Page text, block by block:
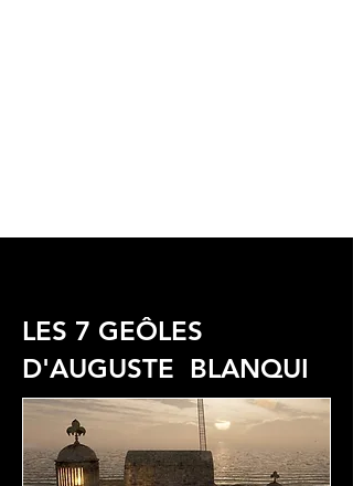
LES 7 GEÔLES
D'AUGUSTE BLANQUI